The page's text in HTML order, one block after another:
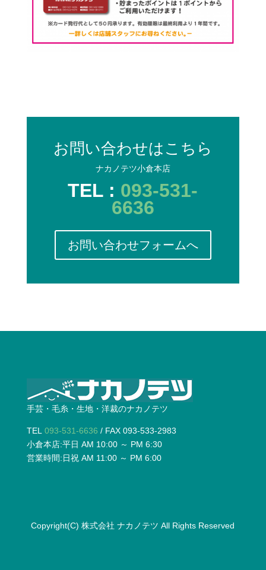
お問い合わせはこちら
ナカノテツ小倉本店
TEL : 093-531-
6636
お問い合わせフォームへ
手芸・毛糸・生地・洋裁のナカノテツ
TEL 093-531-6636 / FAX 093-533-2983
小倉本店:平日 AM 10:00 ～ PM 6:30
営業時間:日祝 AM 11:00 ～ PM 6:00
Copyright(C)株式会社 ナカノテツ All Rights Reserved